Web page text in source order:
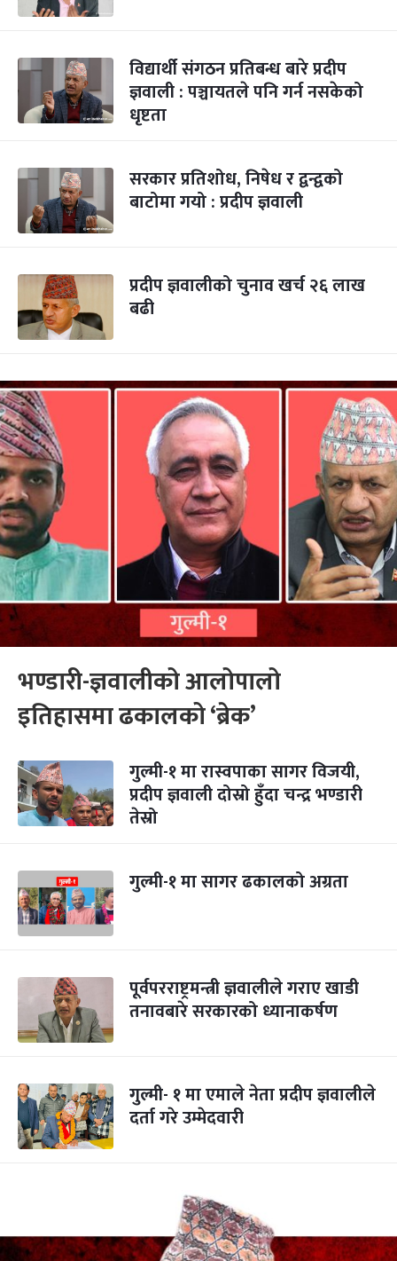
विद्यार्थी संगठन प्रतिबन्ध बारे प्रदीप
ज्ञवाली : पञ्चायतले पनि गर्न नसकेको
धृष्टता
सरकार प्रतिशोध, निषेध र द्वन्द्वको
बाटोमा गयो : प्रदीप ज्ञवाली
प्रदीप ज्ञवालीको चुनाव खर्च २६ लाख
बढी
भण्डारी-ज्ञवालीको आलोपालो
इतिहासमा ढकालको ‘ब्रेक’
गुल्मी-१ मा रास्वपाका सागर विजयी,
प्रदीप ज्ञवाली दोस्रो हुँदा चन्द्र भण्डारी
तेस्रो
गुल्मी-१ मा सागर ढकालको अग्रता
पूर्वपरराष्ट्रमन्त्री ज्ञवालीले गराए खाडी
तनावबारे सरकारको ध्यानाकर्षण
गुल्मी- १ मा एमाले नेता प्रदीप ज्ञवालीले
दर्ता गरे उम्मेदवारी